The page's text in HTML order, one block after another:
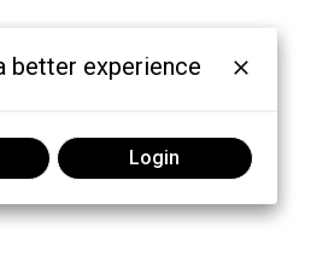
better experience
Login